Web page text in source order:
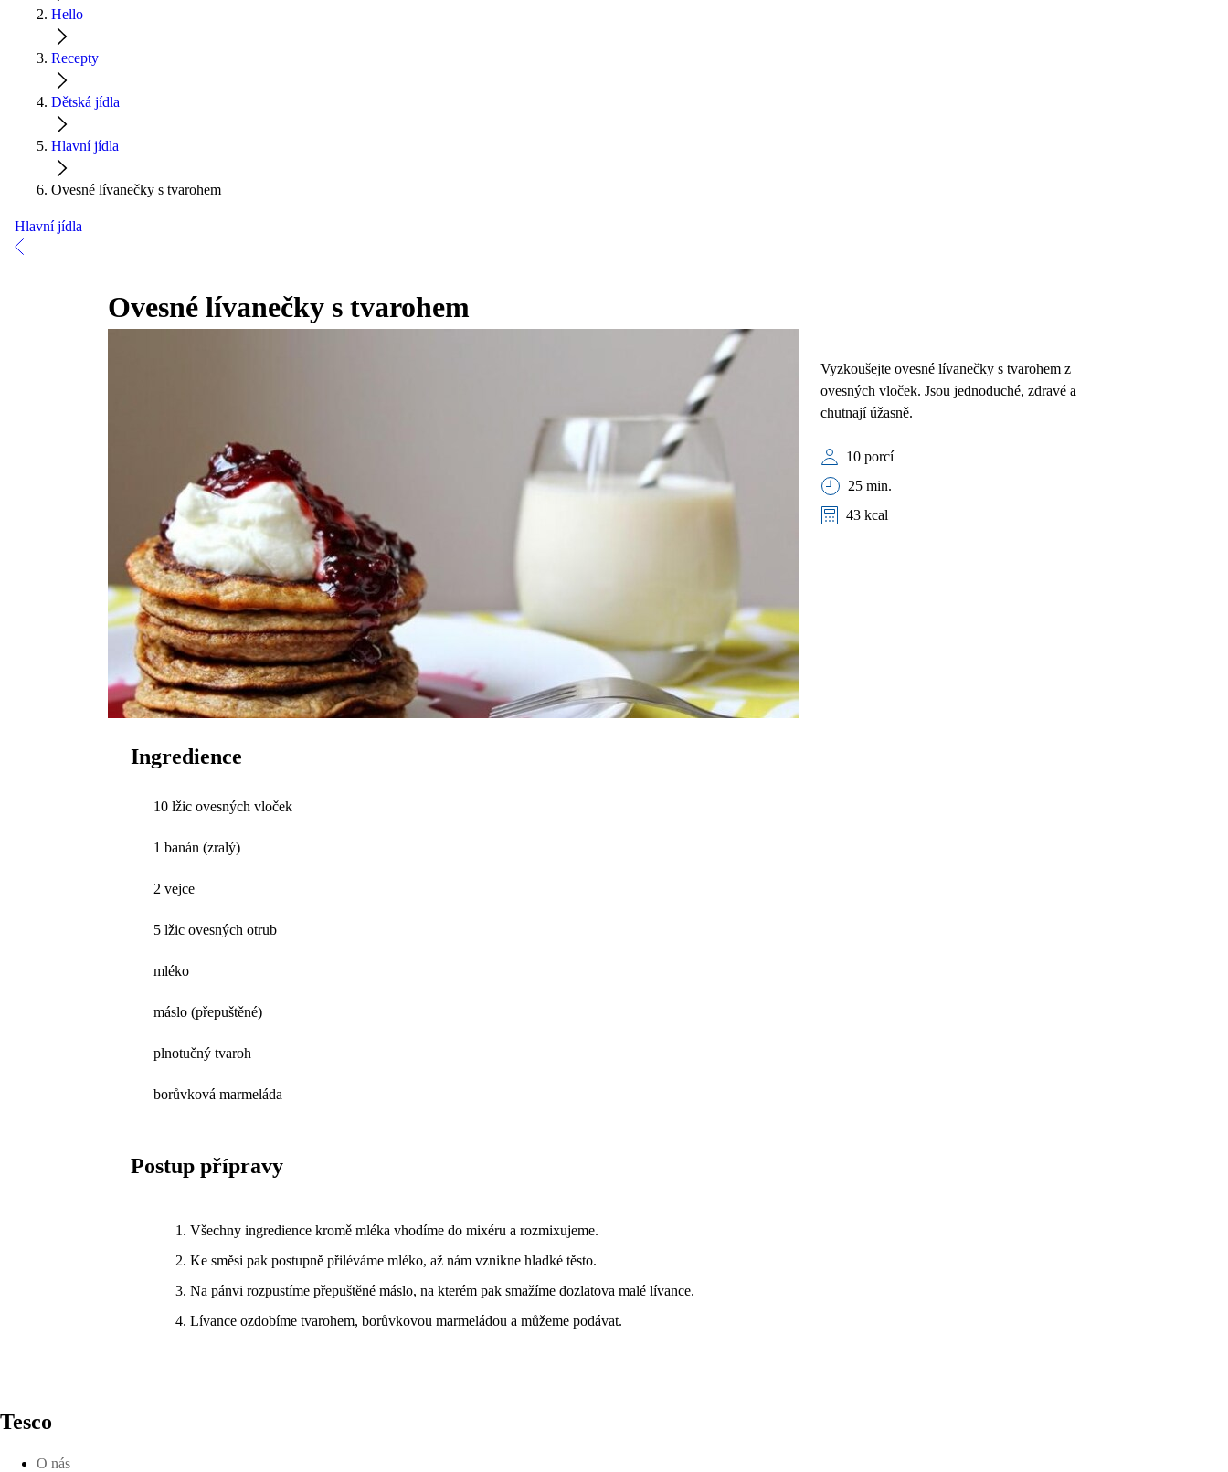
Hello
Recepty
Dětská jídla
Hlavní jídla
Ovesné lívanečky s tvarohem
Hlavní jídla
Ovesné lívanečky s tvarohem
Vyzkoušejte ovesné lívanečky s tvarohem z
ovesných vloček. Jsou jednoduché, zdravé a
chutnají úžasně.
10 porcí
25 min.
43 kcal
Ingredience
10 lžic ovesných vloček
1 banán (zralý)
2 vejce
5 lžic ovesných otrub
mléko
máslo (přepuštěné)
plnotučný tvaroh
borůvková marmeláda
Postup přípravy
Všechny ingredience kromě mléka vhodíme do mixéru a rozmixujeme.
Ke směsi pak postupně přiléváme mléko, až nám vznikne hladké těsto.
Na pánvi rozpustíme přepuštěné máslo, na kterém pak smažíme dozlatova malé lívance.
Lívance ozdobíme tvarohem, borůvkovou marmeládou a můžeme podávat.
Tesco
O nás